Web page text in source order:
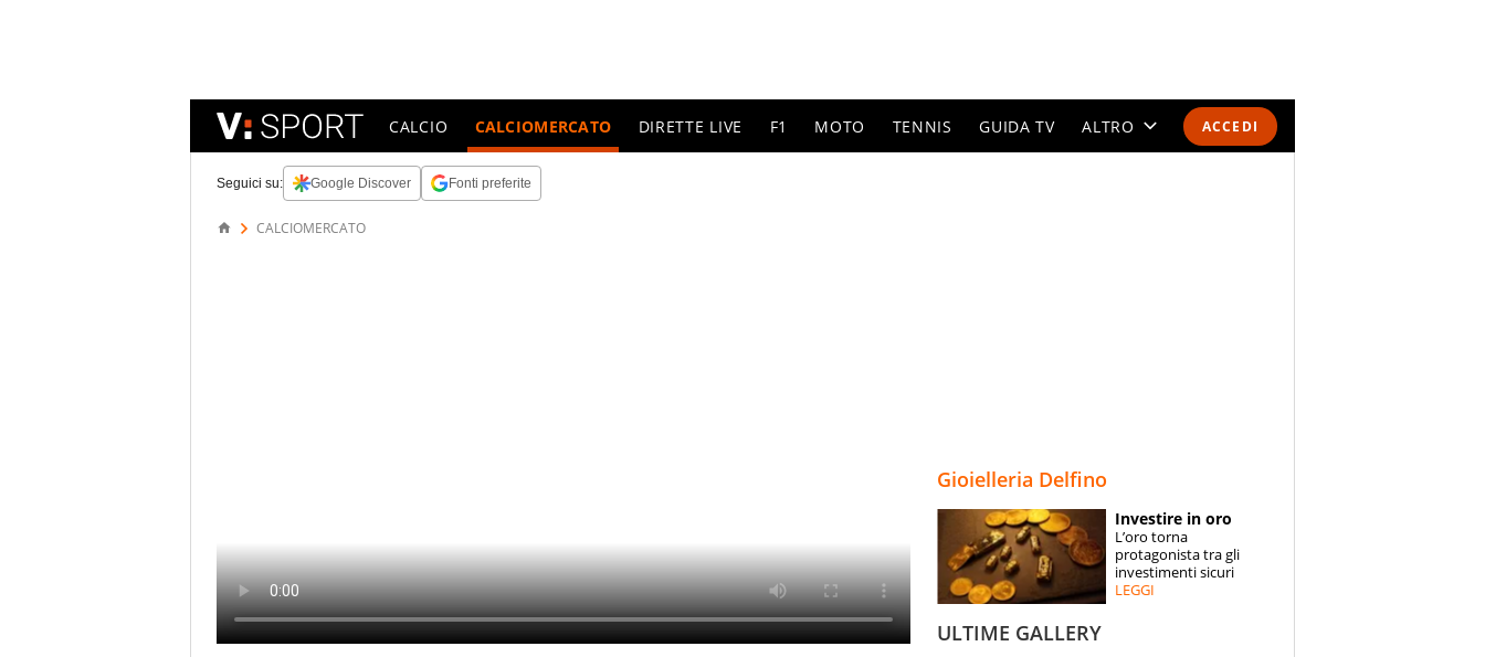
ACCEDI
CALCIO CALCIOMERCATO DIRETTE LIVE F1 MOTO TENNIS GUIDA TV ALTRO
SPECIALI
ESPERTI
Seguici su: Google Discover Fonti preferite
CALCIOMERCATO
Gioielleria Delfino
Investire in oro
L’oro torna
protagonista tra gli
investimenti sicuri
LEGGI
ULTIME GALLERY